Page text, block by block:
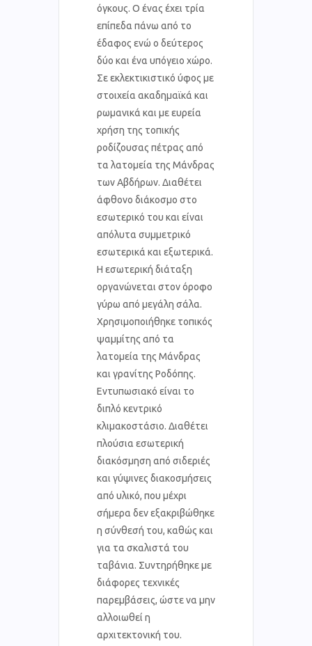
όγκους. Ο ένας έχει τρία
επίπεδα πάνω από το
έδαφος ενώ ο δεύτερος
δύο και ένα υπόγειο χώρο.
Σε εκλεκτικιστικό ύφος με
στοιχεία ακαδημαϊκά και
ρωμανικά και με ευρεία
χρήση της τοπικής
ροδίζουσας πέτρας από
τα λατομεία της Μάνδρας
των Αβδήρων. Διαθέτει
άφθονο διάκοσμο στο
εσωτερικό του και είναι
απόλυτα συμμετρικό
εσωτερικά και εξωτερικά.
Η εσωτερική διάταξη
οργανώνεται στον όροφο
γύρω από μεγάλη σάλα.
Χρησιμοποιήθηκε τοπικός
ψαμμίτης από τα
λατομεία της Μάνδρας
και γρανίτης Ροδόπης.
Εντυπωσιακό είναι το
διπλό κεντρικό
κλιμακοστάσιο. Διαθέτει
πλούσια εσωτερική
διακόσμηση από σιδεριές
και γύψινες διακοσμήσεις
από υλικό, που μέχρι
σήμερα δεν εξακριβώθηκε
η σύνθεσή του, καθώς και
για τα σκαλιστά του
ταβάνια. Συντηρήθηκε με
διάφορες τεχνικές
παρεμβάσεις, ώστε να μην
αλλοιωθεί η
αρχιτεκτονική του.